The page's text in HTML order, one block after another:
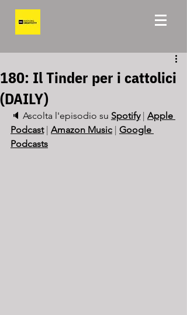
180: Il Tinder per i cattolici
(DAILY)
🔈 Ascolta l'episodio su Spotify | Apple
Podcast | Amazon Music | Google
Podcasts